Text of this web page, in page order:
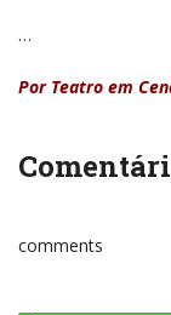
…
Por Teatro em
comments